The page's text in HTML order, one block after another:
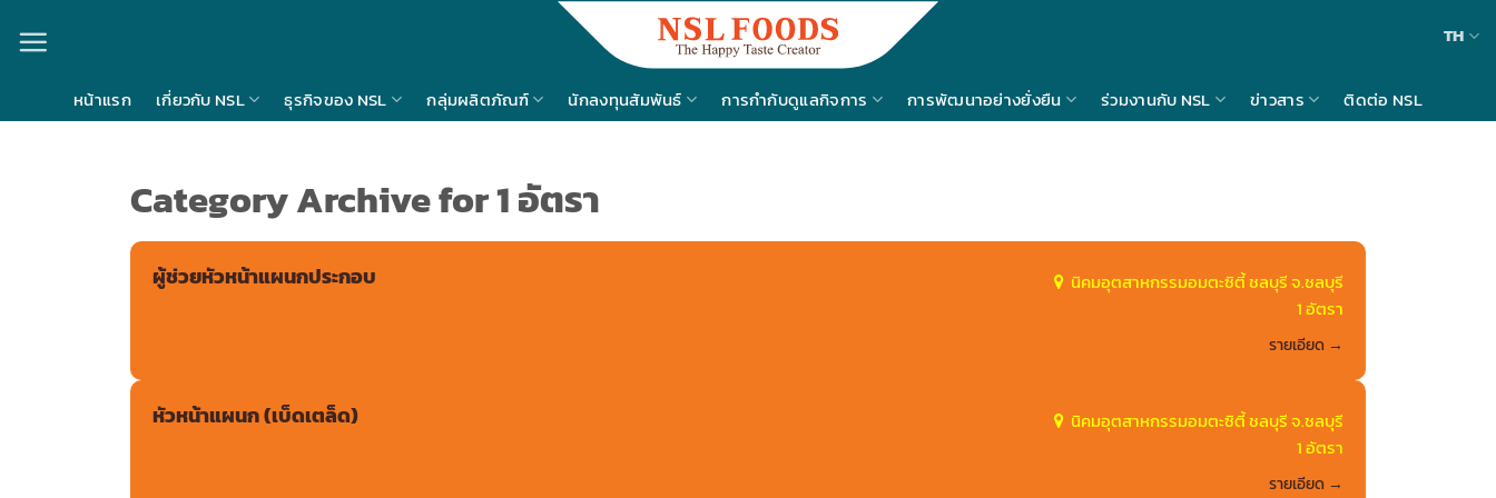
TH
หน้าแรก เกี่ยวกับ NSL ธุรกิจของ NSL กลุ่มผลิตภัณฑ์ นักลงทุนสัมพันธ์ การกำกับดูแลกิจการ การพัฒนาอย่างยั่งยืน ร่วมงานกับ NSL ข่าวสาร ติดต่อ NSL
Category Archive for 1 อัตรา
ผู้ช่วยหัวหน้าแผนกประกอบ
นิคมอุตสาหกรรมอมตะซิตี้ ชลบุรี จ.ชลบุรี
1 อัตรา
รายเอียด
หัวหน้าแผนก (เบ็ดเตล็ด)
นิคมอุตสาหกรรมอมตะซิตี้ ชลบุรี จ.ชลบุรี
1 อัตรา
รายเอียด